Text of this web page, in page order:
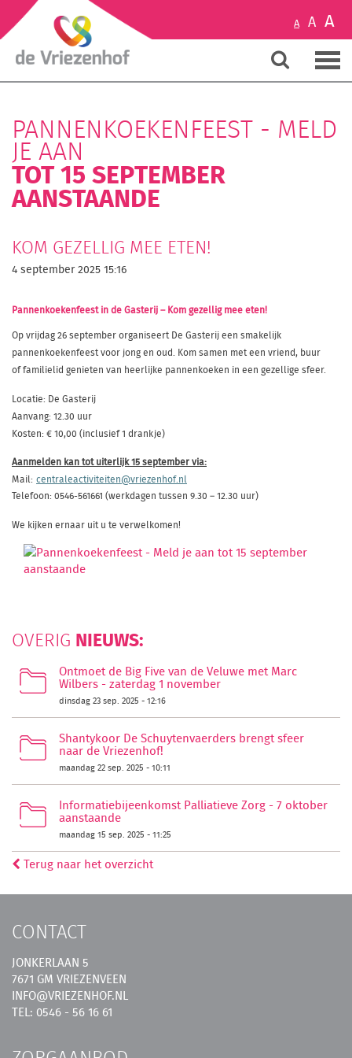
A A A
PANNENKOEKENFEEST - MELD
JE AAN
TOT 15 SEPTEMBER
AANSTAANDE
KOM GEZELLIG MEE ETEN!
4 september 2025 15:16
Pannenkoekenfeest in de Gasterij – Kom gezellig mee eten!
Op vrijdag 26 september organiseert De Gasterij een smakelijk
pannenkoekenfeest voor jong en oud. Kom samen met een vriend, buur
of familielid genieten van heerlijke pannenkoeken in een gezellige sfeer.
Locatie: De Gasterij
Aanvang: 12.30 uur
Kosten: € 10,00 (inclusief 1 drankje)
Aanmelden kan tot uiterlijk 15 september via:
Mail: centraleactiviteiten@vriezenhof.nl
Telefoon: 0546-561661 (werkdagen tussen 9.30 – 12.30 uur)
We kijken ernaar uit u te verwelkomen!
OVERIG NIEUWS:
Ontmoet de Big Five van de Veluwe met Marc
Wilbers - zaterdag 1 november
dinsdag 23 sep. 2025 - 12:16
Shantykoor De Schuytenvaerders brengt sfeer
naar de Vriezenhof!
maandag 22 sep. 2025 - 10:11
Informatiebijeenkomst Palliatieve Zorg - 7 oktober
aanstaande
maandag 15 sep. 2025 - 11:25
Terug naar het overzicht
CONTACT
JONKERLAAN 5
7671 GM VRIEZENVEEN
INFO@VRIEZENHOF.NL
TEL: 0546 - 56 16 61